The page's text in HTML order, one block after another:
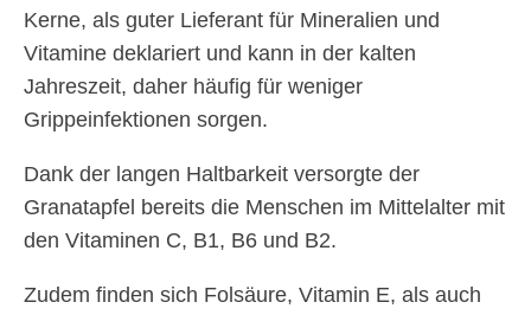
Kerne, als guter Lieferant für Mineralien und
Vitamine deklariert und kann in der kalten
Jahreszeit, daher häufig für weniger
Grippeinfektionen sorgen.
Dank der langen Haltbarkeit versorgte der
Granatapfel bereits die Menschen im Mittelalter mit
den Vitaminen C, B1, B6 und B2.
Zudem finden sich Folsäure, Vitamin E, als auch